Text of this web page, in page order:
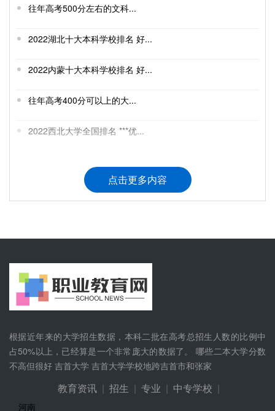
往年高考500分左右的文科...
2022湖北十大本科学校排名 好...
2022内蒙十大本科学校排名 好...
往年高考400分可以上的大...
2022西北大学全国排名 ***优...
海南往年双***大学有哪些
全国师范类大学排名情况 北师大常...
全国大学排行榜 2022***排名
电子信息科技与技术专业就业方向
2022河海大学全国排名 ***优...
点击更多内容
根据近年来的大学招生数据，本科二批在高考总招生人数的比例中
占50%以上，已经算是一个非常庞大的数据了。 哪些二本大学分数
不高但很好 吉首大学 吉首大学学校地跨吉首市和张家
教育资讯 | 招生 | 专业 | 中专学校 |
河南